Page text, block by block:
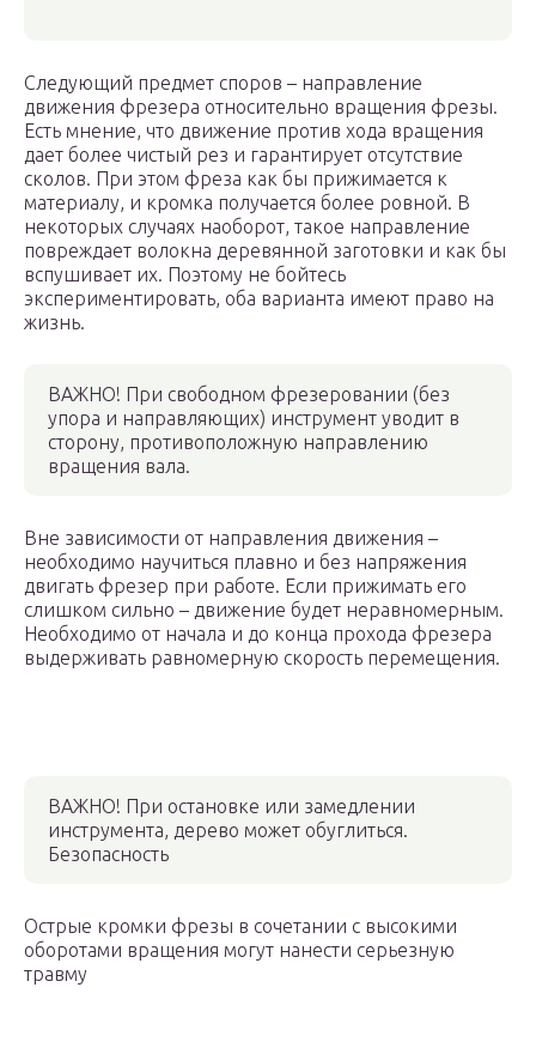
Следующий предмет споров – направление
движения фрезера относительно вращения фрезы.
Есть мнение, что движение против хода вращения
дает более чистый рез и гарантирует отсутствие
сколов. При этом фреза как бы прижимается к
материалу, и кромка получается более ровной. В
некоторых случаях наоборот, такое направление
повреждает волокна деревянной заготовки и как бы
вспушивает их. Поэтому не бойтесь
экспериментировать, оба варианта имеют право на
жизнь.
ВАЖНО! При свободном фрезеровании (без
упора и направляющих) инструмент уводит в
сторону, противоположную направлению
вращения вала.
Вне зависимости от направления движения –
необходимо научиться плавно и без напряжения
двигать фрезер при работе. Если прижимать его
слишком сильно – движение будет неравномерным.
Необходимо от начала и до конца прохода фрезера
выдерживать равномерную скорость перемещения.
ВАЖНО! При остановке или замедлении
инструмента, дерево может обуглиться.
Безопасность
Острые кромки фрезы в сочетании с высокими
оборотами вращения могут нанести серьезную
травму